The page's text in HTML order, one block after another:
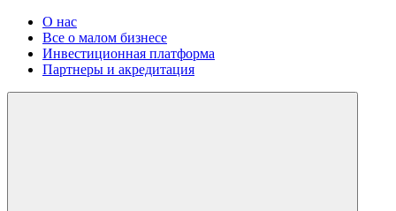
О нас
Все о малом бизнесе
Инвестиционная платформа
Партнеры и акредитация